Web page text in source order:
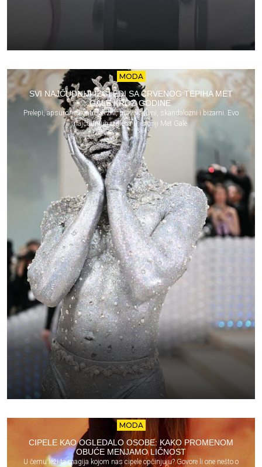
MODA
SVI NAJČUDNIJI IZGLEDI SA CRVENOG TEPIHA MET
GALE KROZ GODINE
Prelepi, apsurdni, kontroverzni, provokativni, skandalozni i bizarni. Evo
najčudnijih izgleda u istoriji Met Gale.
MODA
CIPELE KAO OGLEDALO OSOBE: KAKO PROMENOM
OBUĆE MENJAMO LIČNOST
U čemu leži ta magija kojom nas cipele opčinjuju? Govore li one nešto o